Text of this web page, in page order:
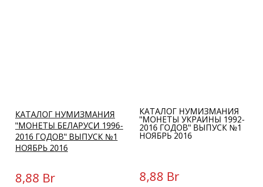
КАТАЛОГ НУМИЗМАНИЯ
"МОНЕТЫ БЕЛАРУСИ 1996-
2016 ГОДОВ" ВЫПУСК №1
НОЯБРЬ 2016
8,88 Br
КАТАЛОГ НУМИЗМАНИЯ
"МОНЕТЫ УКРАИНЫ 1992-
2016 ГОДОВ" ВЫПУСК №1
НОЯБРЬ 2016
8,88 Br